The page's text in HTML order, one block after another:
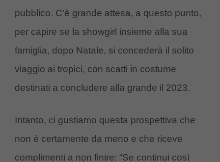
pubblico. C’è grande attesa, a questo punto,
per capire se la showgirl insieme alla sua
famiglia, dopo Natale, si concederà il solito
viaggio ai tropici, con scatti in costume
destinati a concludere alla grande il 2023.
Intanto, ci gustiamo questa prospettiva che
non è certamente da meno e che riceve
complimenti a non finire: “Se continui così